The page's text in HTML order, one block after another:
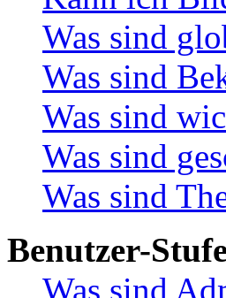
Was sind
Was sind
Was sind
Was sind
Was sind
Benutzer-
Was sind